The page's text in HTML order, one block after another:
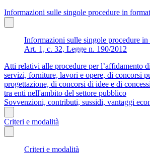
Informazioni sulle singole procedure in
Informazioni sulle singole procedure
Art. 1, c. 32, Legge n. 190/2012
Atti relativi alle procedure per l’affidamento
servizi, forniture, lavori e opere, di concorsi
progettazione, di concorsi di idee e di
tra enti nell'ambito del settore pubblico
Sovvenzioni, contributi, sussidi, vantaggi
Criteri e modalità
Criteri e modalità